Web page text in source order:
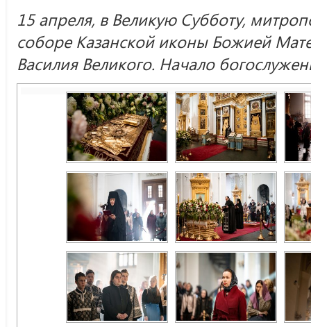
15 апреля, в Великую Субботу,
соборе Казанской иконы Божией
Василия Великого. Начало